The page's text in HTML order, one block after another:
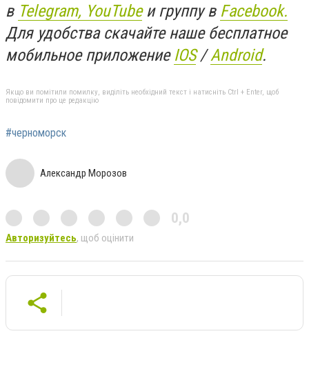
в Telegram, YouTubeи группу в Facebook.
Для удобства скачайте наше бесплатное
мобильное приложение IOS/Android.
Якщо ви помітили помилку, виділіть необхідний текст і натисніть Ctrl + Enter, щоб
повідомити про це редакцію
#черноморск
Александр Морозов
0,0
Авторизуйтесь, щоб оцінити